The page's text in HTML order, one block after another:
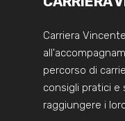
Carriera
percorso di
consigli pratici e
raggiungere i